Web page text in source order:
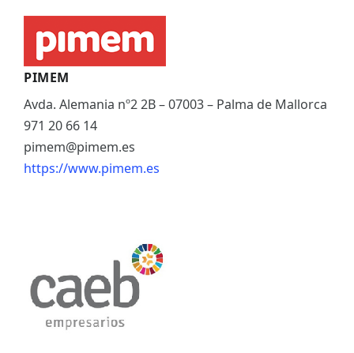
PIMEM
Avda. Alemania nº2 2B – 07003 – Palma de Mallorca
971 20 66 14
pimem@pimem.es
https://www.pimem.es